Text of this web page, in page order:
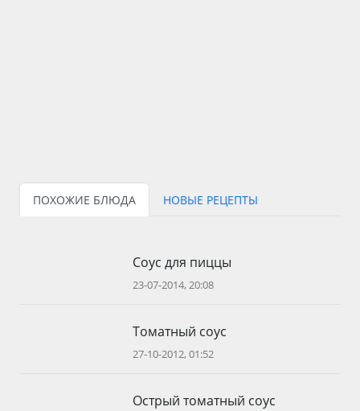
ПОХОЖИЕ БЛЮДА НОВЫЕ РЕЦЕПТЫ
Соус для пиццы
23-07-2014, 20:08
Томатный соус
27-10-2012, 01:52
Острый томатный соус